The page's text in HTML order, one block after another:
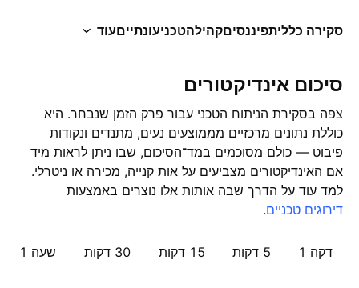
סקירה כלליתפיננסיםקהילהטכניעונתייםעוד
סיכום אינדיקטורים
צפה בסקירת הניתוח הטכני עבור פרק הזמן שנבחר. היא
כוללת נתונים מרכזיים מממוצעים נעים, מתנדים ונקודות
פיבוט — כולם מסוכמים במד־הסיכום, שבו ניתן לראות מיד
אם האינדיקטורים מצביעים על אות קנייה, מכירה או ניטרלי.
למד עוד על הדרך שבה אותות אלו נוצרים באמצעות
דירוגים טכניים.
דקה 1 5 דקות 15 דקות 30 דקות שעה ‎1‎